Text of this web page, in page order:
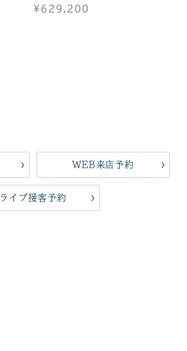
¥629,200
WEB来店予約
ライブ接客予約